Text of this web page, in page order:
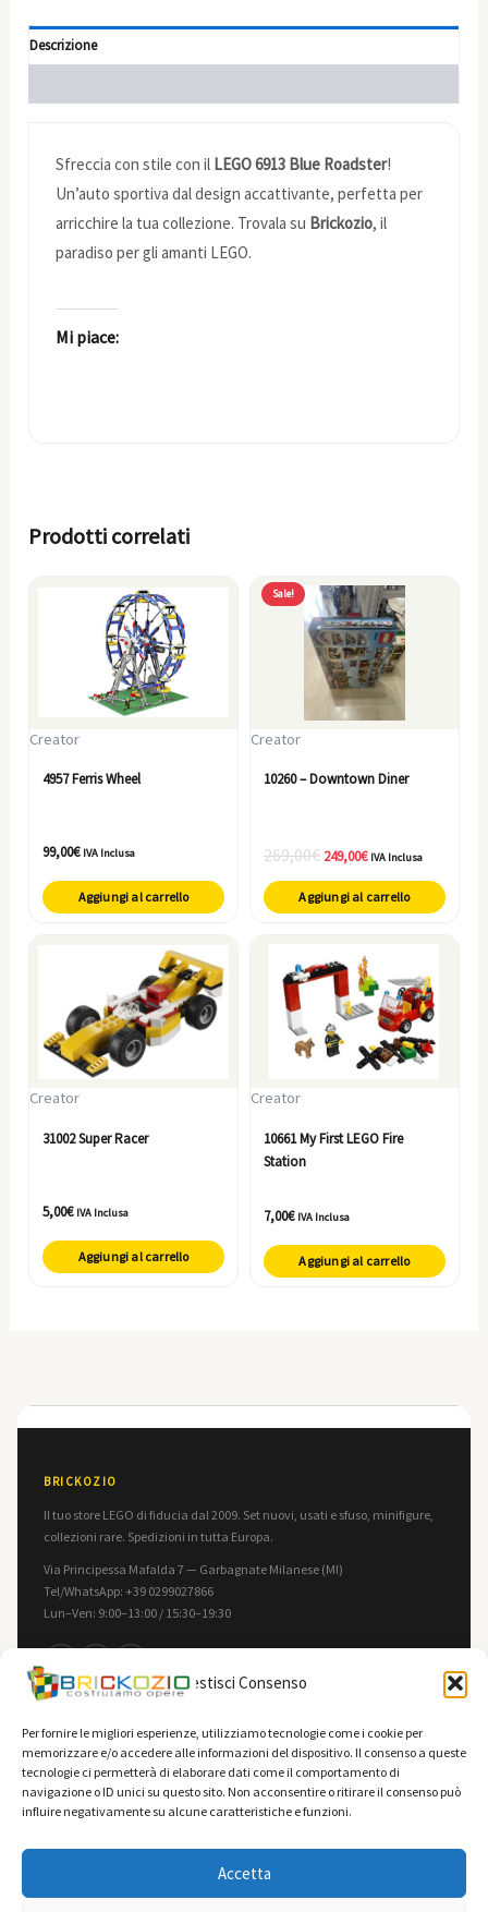
Gestisci Consenso
Per fornire le migliori esperienze, utilizziamo tecnologie come i cookie per
memorizzare e/o accedere alle informazioni del dispositivo. Il consenso a queste
tecnologie ci permetterà di elaborare dati come il comportamento di
navigazione o ID unici su questo sito. Non acconsentire o ritirare il consenso può
influire negativamente su alcune caratteristiche e funzioni.
Accetta
Descrizione
Sfreccia con stile con il LEGO 6913 Blue Roadster!
Un’auto sportiva dal design accattivante, perfetta per
arricchire la tua collezione. Trovala su Brickozio, il
paradiso per gli amanti LEGO.
Mi piace:
Prodotti correlati
Creator
4957 Ferris Wheel
99,00€ IVA Inclusa
Aggiungi al carrello
Sale!
Creator
10260 – Downtown Diner
269,00€
Il
prezzo
originale
era:
269,00€.
249,00€
Il
prezzo
attuale
è:
249,00€.
IVA Inclusa
Aggiungi al carrello
Creator
31002 Super Racer
5,00€ IVA Inclusa
Aggiungi al carrello
Creator
10661 My First LEGO Fire
Station
7,00€ IVA Inclusa
Aggiungi al carrello
BRICKOZIO
Il tuo store LEGO di fiducia dal 2009. Set nuovi, usati e sfuso, minifigure,
collezioni rare. Spedizioni in tutta Europa.
Via Principessa Mafalda 7 — Garbagnate Milanese (MI)
Tel/WhatsApp: +39 0299027866
Lun–Ven: 9:00–13:00 / 15:30–19:30
INFORMAZIONI
Contatti
F.A.Q.
Spedizioni
LEGALE
Privacy Policy
Cookie Policy
Termini e Condizioni